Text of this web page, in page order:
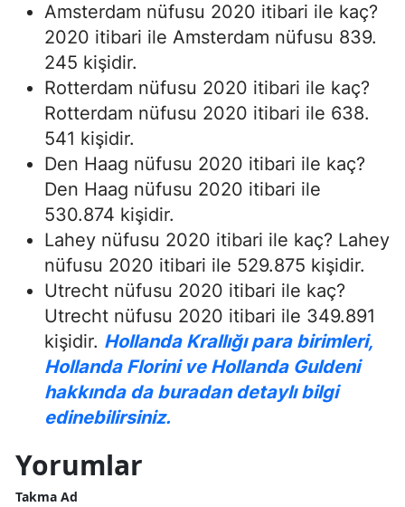
Amsterdam nüfusu 2020 itibari ile kaç?
2020 itibari ile Amsterdam nüfusu 839.
245 kişidir.
Rotterdam nüfusu 2020 itibari ile kaç?
Rotterdam nüfusu 2020 itibari ile 638.
541 kişidir.
Den Haag nüfusu 2020 itibari ile kaç?
Den Haag nüfusu 2020 itibari ile
530.874 kişidir.
Lahey nüfusu 2020 itibari ile kaç? Lahey
nüfusu 2020 itibari ile 529.875 kişidir.
Utrecht nüfusu 2020 itibari ile kaç?
Utrecht nüfusu 2020 itibari ile 349.891
kişidir. Hollanda Krallığı para birimleri,
Hollanda Florini ve Hollanda Guldeni
hakkında da buradan detaylı bilgi
edinebilirsiniz.
Yorumlar
Takma Ad